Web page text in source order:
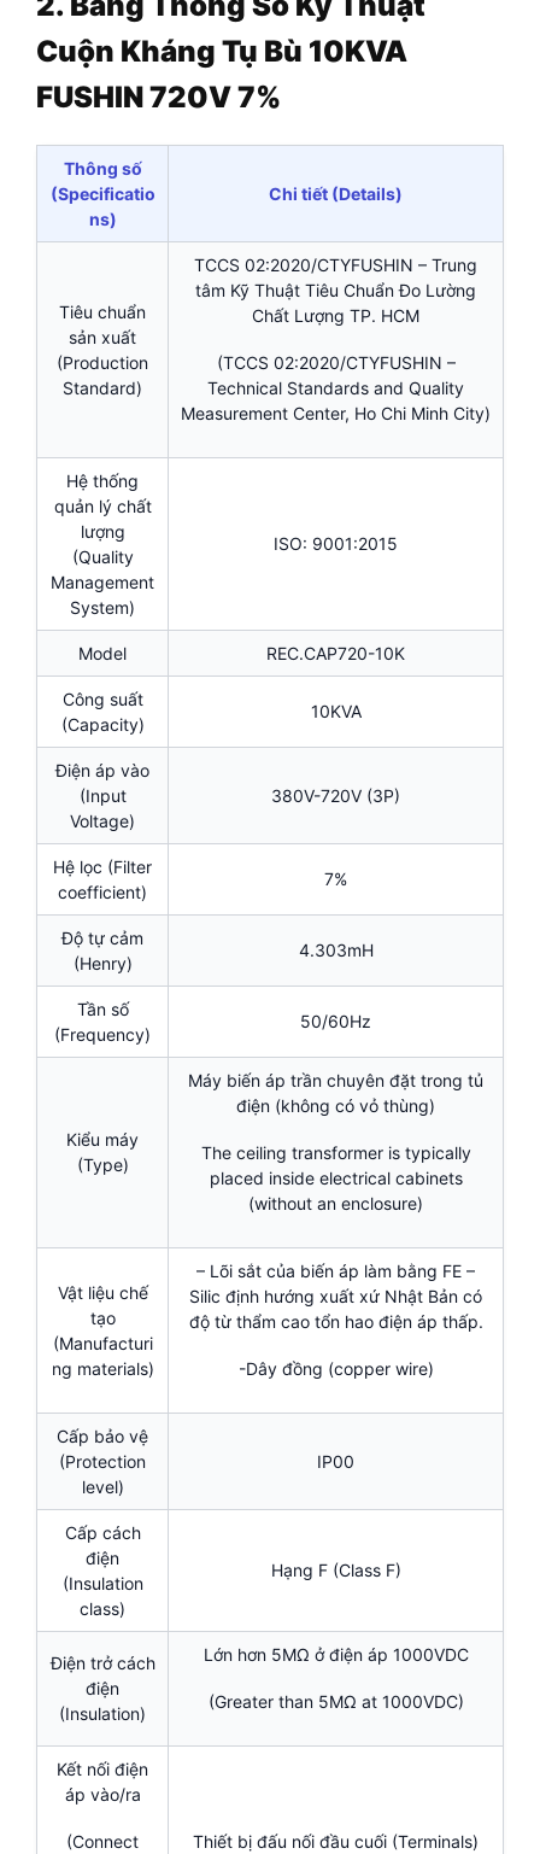
Cuộn Kháng Tụ Bù 10KVA
FUSHIN 720V 7%
Thông số
(Specificatio
ns)
Chi tiết (Details)
Tiêu chuẩn
sản xuất
(Production
Standard)
TCCS 02:2020/CTYFUSHIN – Trung
tâm Kỹ Thuật Tiêu Chuẩn Đo Lường
Chất Lượng TP. HCM
(TCCS 02:2020/CTYFUSHIN –
Technical Standards and Quality
Measurement Center, Ho Chi Minh City)
Hệ thống
quản lý chất
lượng
(Quality
Management
System)
ISO: 9001:2015
Model REC.CAP720-10K
Công suất
(Capacity)
10KVA
Điện áp vào
(Input
Voltage)
380V-720V (3P)
Hệ lọc (Filter
coefficient)
7%
Độ tự cảm
(Henry)
4.303mH
Tần số
(Frequency)
50/60Hz
Kiểu máy
(Type)
Máy biến áp trần chuyên đặt trong tủ
điện (không có vỏ thùng)
The ceiling transformer is typically
placed inside electrical cabinets
(without an enclosure)
Vật liệu chế
tạo
(Manufacturi
ng materials)
– Lõi sắt của biến áp làm bằng FE –
Silic định hướng xuất xứ Nhật Bản có
độ từ thẩm cao tổn hao điện áp thấp.
-Dây đồng (copper wire)
Cấp bảo vệ
(Protection
level)
IP00
Cấp cách
điện
(Insulation
class)
Hạng F (Class F)
Điện trở cách
điện
(Insulation)
Lớn hơn 5MΩ ở điện áp 1000VDC
(Greater than 5MΩ at 1000VDC)
Kết nối điện
áp vào/ra
(Connect
Thiết bị đấu nối đầu cuối (Terminals)